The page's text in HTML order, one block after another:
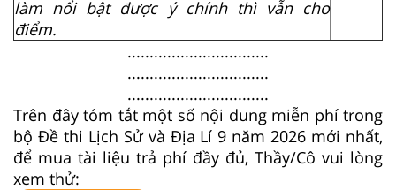
làm nổi bật được ý chính thì vẫn cho
điểm.
................................
................................
................................
Trên đây tóm tắt một số nội dung miễn phí trong
bộ Đề thi Lịch Sử và Địa Lí 9 năm 2026 mới nhất,
để mua tài liệu trả phí đầy đủ, Thầy/Cô vui lòng
xem thử: